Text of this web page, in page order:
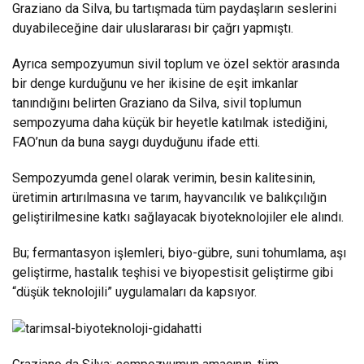
Graziano da Silva, bu tartışmada tüm paydaşların seslerini
duyabileceğine dair uluslararası bir çağrı yapmıştı.
Ayrıca sempozyumun sivil toplum ve özel sektör arasında
bir denge kurduğunu ve her ikisine de eşit imkanlar
tanındığını belirten Graziano da Silva, sivil toplumun
sempozyuma daha küçük bir heyetle katılmak istediğini,
FAO’nun da buna saygı duyduğunu ifade etti.
Sempozyumda genel olarak verimin, besin kalitesinin,
üretimin artırılmasına ve tarım, hayvancılık ve balıkçılığın
geliştirilmesine katkı sağlayacak biyoteknolojiler ele alındı.
Bu; fermantasyon işlemleri, biyo-gübre, suni tohumlama, aşı
geliştirme, hastalık teşhisi ve biyopestisit geliştirme gibi
“düşük teknolojili” uygulamaları da kapsıyor.